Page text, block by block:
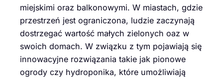
miejskimi oraz balkonowymi. W miastach, gdzie
przestrzeń jest ograniczona, ludzie zaczynają
dostrzegać wartość małych zielonych oaz w
swoich domach. W związku z tym pojawiają się
innowacyjne rozwiązania takie jak pionowe
ogrody czy hydroponika, które umożliwiają